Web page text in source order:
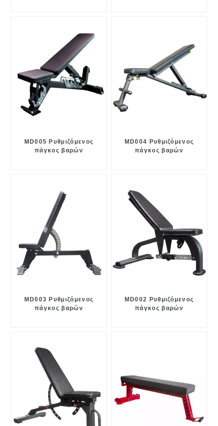
MD005 Ρυθμιζόμενος
πάγκος βαρών
MD004 Ρυθμιζόμενος
πάγκος βαρών
MD003 Ρυθμιζόμενος
πάγκος βαρών
MD002 Ρυθμιζόμενος
πάγκος βαρών